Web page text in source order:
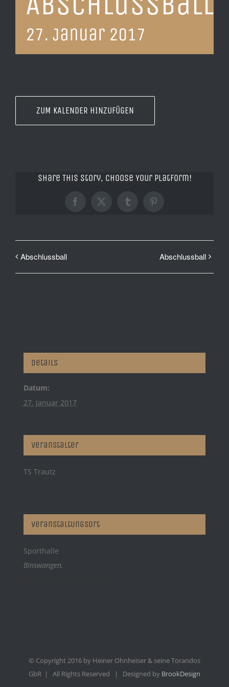
27. Januar 2017
ZUM KALENDER HINZUFÜGEN
Share This Story, Choose Your Platform!
Facebook
X TumblrPinterest
Abschlussball Abschlussball
Details
Datum:
27. Januar 2017
Veranstalter
TS Trautz
Veranstaltungsort
Sporthalle
Binswangen,
© Copyright 2016 by Heiner Ohnheiser & seine Torandos
GbR | All Rights Reserved | Designed by BrookDesign